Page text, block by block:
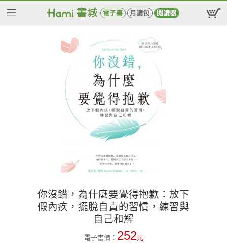
電子書 月讀包 閱讀器
你沒錯，為什麼要覺得抱歉：放下
假內疚，擺脫自責的習慣，練習與
自己和解
電子書價： 252元